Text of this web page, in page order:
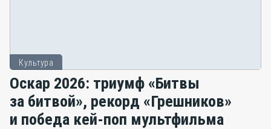
Культура
Оскар 2026: триумф «Битвы
за битвой», рекорд «Грешников»
и победа кей-поп мультфильма